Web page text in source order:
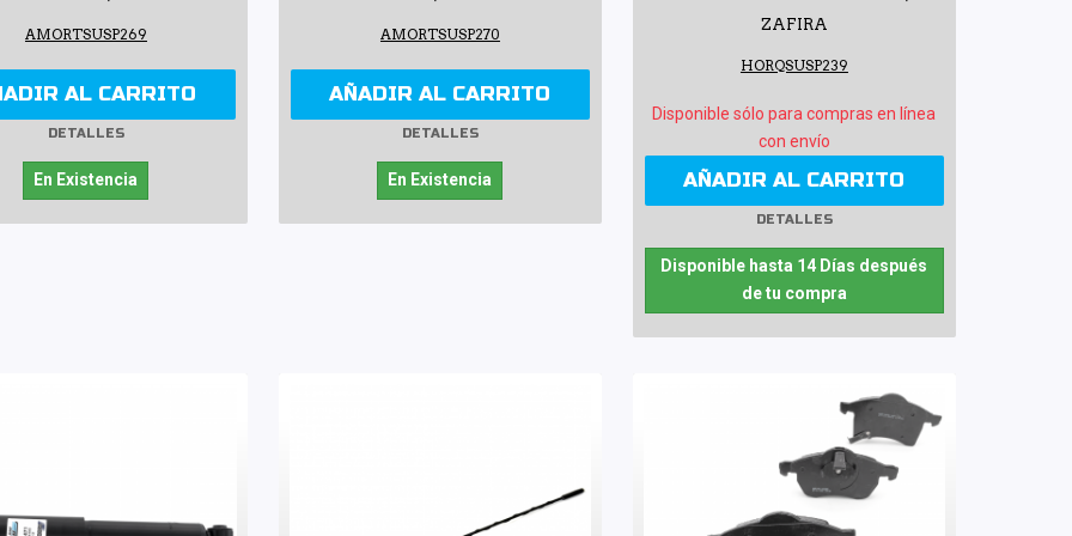
AMORTSUSP269
AL CARRITO
DETALLES
En Existencia
AMORTSUSP270
AÑADIR AL CARRITO
DETALLES
En Existencia
ZAFIRA
HORQSUSP239
Disponible sólo para compras en línea
con envío
AÑADIR AL CARRITO
DETALLES
Disponible hasta 14 Días después
de tu compra